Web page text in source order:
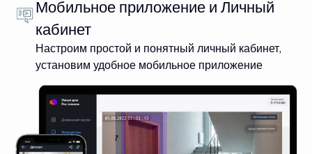
Мобильное приложение и Личный
кабинет
Настроим простой и понятный личный кабинет,
установим удобное мобильное приложение